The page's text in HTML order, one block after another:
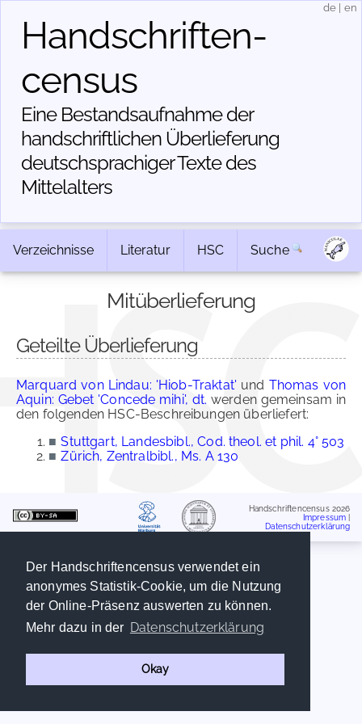
Der Handschriftencensus verwendet ein
anonymes Statistik-Cookie, um die Nutzung
der Online-Präsenz auswerten zu können.
Mehr dazu in der Datenschutzerklärung
Okay
Handschriften­
census
Eine Bestandsaufnahme der
handschriftlichen Über­lieferung
deutschsprachiger Texte des
Mittelalters
de en
Verzeichnisse Literatur HSC Suche
Mitüberlieferung
Geteilte Überlieferung
Marquard von Lindau: 'Hiob-Traktat' und Thomas von
Aquin: Gebet 'Concede mihi', dt. werden gemeinsam in
den folgenden HSC-Beschreibungen überliefert:
■ Stuttgart, Landesbibl., Cod. theol. et phil. 4° 503
■ Zürich, Zentralbibl., Ms. A 130
Handschriftencensus 2026
Impressum
Datenschutzerklärung